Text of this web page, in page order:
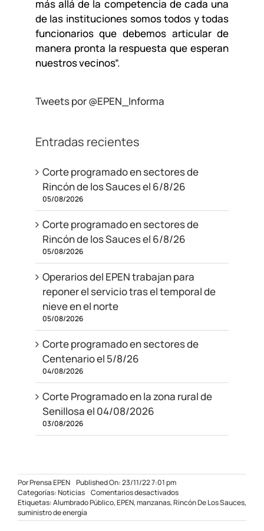
más allá de la competencia de cada una
de las instituciones somos todos y todas
funcionarios que debemos articular de
manera pronta la respuesta que esperan
nuestros vecinos”.
Tweets por @EPEN_Informa
Entradas recientes
Corte programado en sectores de
Rincón de los Sauces el 6/8/26
05/08/2026
Corte programado en sectores de
Rincón de los Sauces el 6/8/26
05/08/2026
Operarios del EPEN trabajan para
reponer el servicio tras el temporal de
nieve en el norte
05/08/2026
Corte programado en sectores de
Centenario el 5/8/26
04/08/2026
Corte Programado en la zona rural de
Senillosa el 04/08/2026
03/08/2026
PorPrensa EPEN Published On: 23/11/22 7:01 pm
Categorías:Noticias Comentarios desactivadosen
Se
obra
Etiquetas:Alumbrado Público,EPEN,manzanas,Rincón De Los Sauces,
suministro de energía